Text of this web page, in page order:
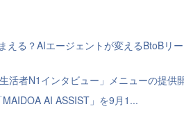
える？AIエージェントが変えるBtoBリ
活者N1インタビュー」メニューの提供
AI ASSIST」を9月1...